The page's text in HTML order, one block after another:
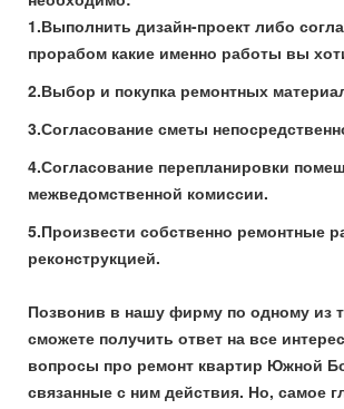
1.Выполнить дизайн-проект либо
прорабом какие именно работы вы
2.Выбор и покупка ремонтных
3.Согласование сметы
4.Согласование перепланировки
межведомственной комиссии.
5.Произвести собственно ремонтные
реконструкцией.
Позвонив в нашу фирму по одному из
сможете получить ответ на все
вопросы про ремонт квартир Южной
связанные с ним действия. Но, самое